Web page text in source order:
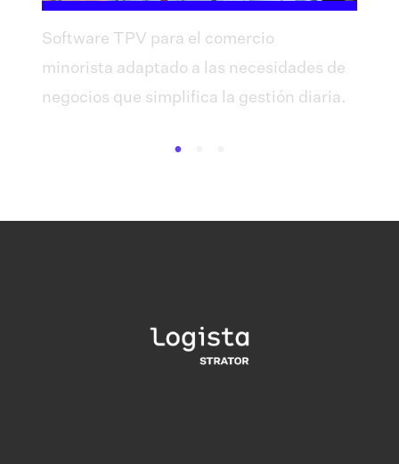
Software TPV para el comercio
minorista adaptado a las necesidades de
negocios que simplifica la gestión diaria.